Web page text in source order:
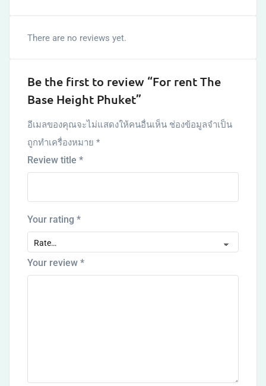
There are no reviews yet.
Be the first to review “For rent The
Base Height Phuket”
อีเมลของคุณจะไม่แสดงให้คนอื่นเห็น ช่องข้อมูลจำเป็น
ถูกทำเครื่องหมาย *
Review title *
Your rating *
Your review *